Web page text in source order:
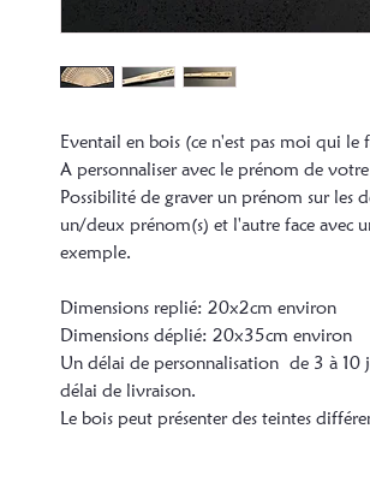
Eventail en bois (ce n'est pas moi qui le
A personnaliser avec le prénom de
Possibilité de graver un prénom sur les
un/deux prénom(s) et l'autre face avec
exemple.
Dimensions replié: 20x2cm environ
Dimensions déplié: 20x35cm environ
Un délai de personnalisation de 3 à 10
délai de livraison.
Le bois peut présenter des teintes